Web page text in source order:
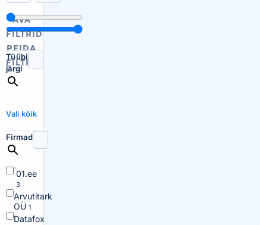
AVA
FILTRID
PEIDA
FILTRID
Tüübi
järgi
Vali kõik
Firmad
01.ee
3
Arvutitark
OÜ 1
Datafox